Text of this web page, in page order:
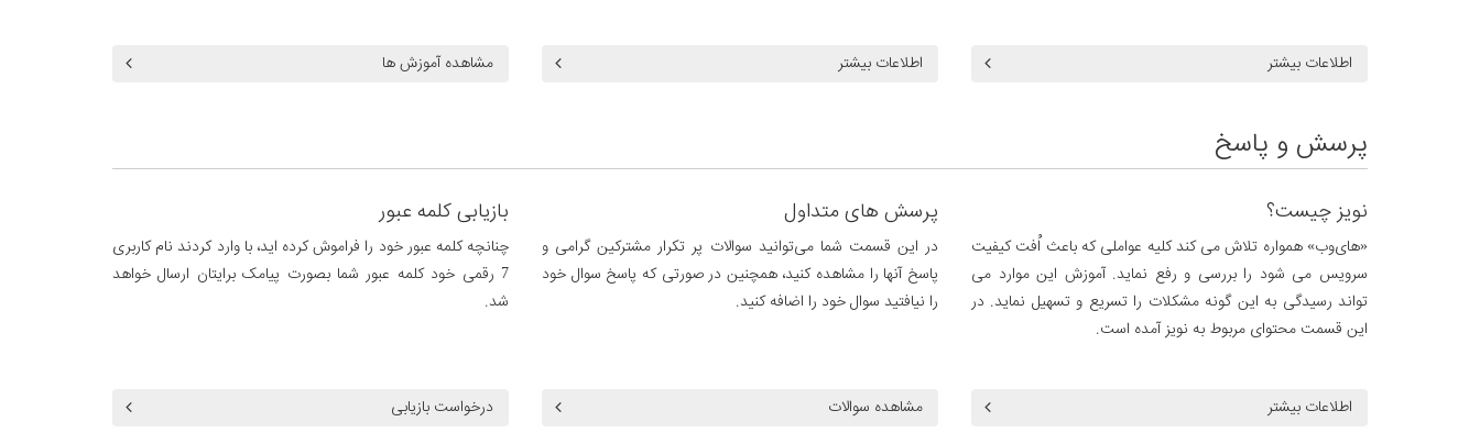
اطلاعات بیشتر اطلاعات بیشتر مشاهده آموزش ها
پرسش و پاسخ
نویز چیست؟
«های‌وب» همواره تلاش می کند کلیه عواملی که باعث اُفت کیفیت
سرویس می شود را بررسی و رفع نماید. آموزش این موارد می
تواند رسیدگی به این گونه مشکلات را تسریع و تسهیل نماید. در
این قسمت محتوای مربوط به نویز آمده است.
اطلاعات بیشتر
پرسش های متداول
در این قسمت شما می‌توانید سوالات پر تکرار مشترکین گرامی و
پاسخ آنها را مشاهده کنید، همچنین در صورتی که پاسخ سوال خود
را نیافتید سوال خود را اضافه کنید.
مشاهده سوالات
بازیابی کلمه عبور
چنانچه کلمه عبور خود را فراموش کرده اید، با وارد کردند نام کاربری
7 رقمی خود کلمه عبور شما بصورت پیامک برایتان ارسال خواهد
شد.
درخواست بازیابی